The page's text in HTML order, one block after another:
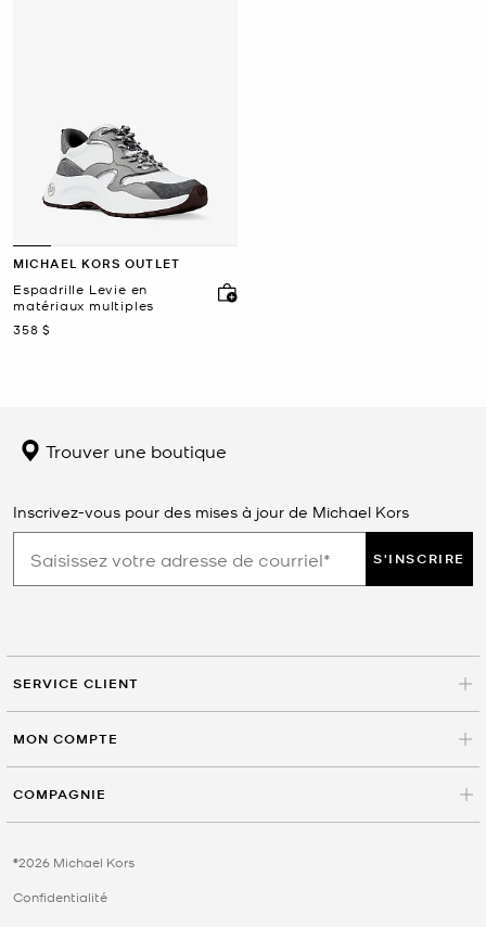
MICHAEL KORS OUTLET
Espadrille Levie en
matériaux multiples
maintenant
358 $
Trouver une boutique
Inscrivez-vous pour des mises à jour de Michael Kors
S'INSCRIRE
SERVICE CLIENT
MON COMPTE
COMPAGNIE
©2026 Michael Kors
Confidentialité